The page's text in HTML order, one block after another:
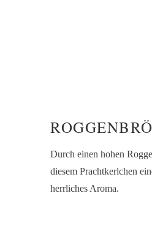
Durch einen hohen
diesem Prachtkerlchen
herrliches Aroma.